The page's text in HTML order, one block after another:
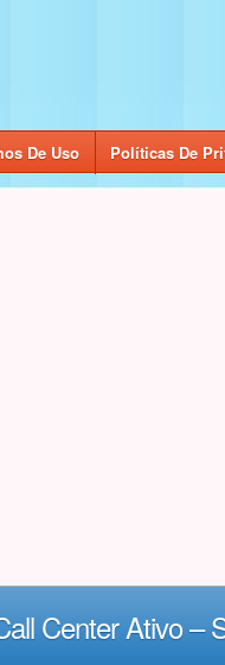
De Uso Políticas De
Center Ativo –